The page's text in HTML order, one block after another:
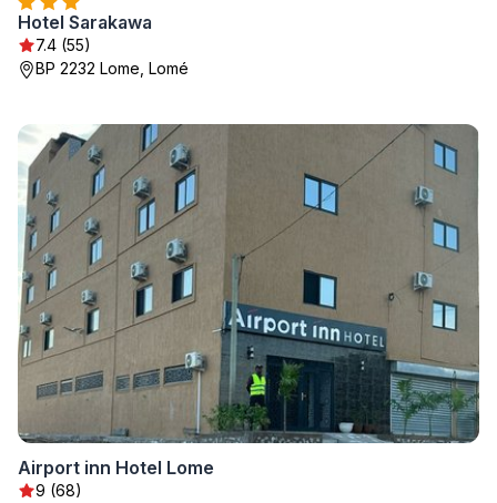
Hotel Sarakawa
7.4 (55)
BP 2232 Lome, Lomé
Airport inn Hotel Lome
9 (68)